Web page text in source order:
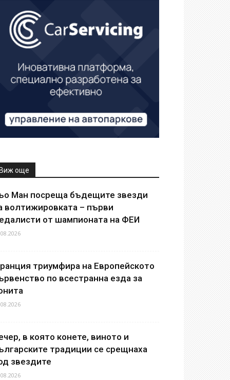
още
Ман посреща бъдещите звезди
волтижировката – първи
от шампионата на ФЕИ
триумфира на Европейското
по всестранна езда за
в която конете, виното и
традиции се срещнаха
звездите